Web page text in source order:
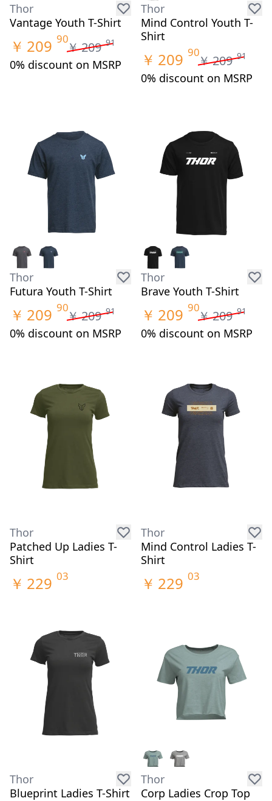
Thor
Vantage Youth T-Shirt
￥ 209 90
￥209 91
0% discount on MSRP
Thor
Mind Control Youth T-
Shirt
￥ 209 90
￥209 91
0% discount on MSRP
Thor
Futura Youth T-Shirt
￥ 209 90
￥209 91
0% discount on MSRP
Thor
Brave Youth T-Shirt
￥ 209 90
￥209 91
0% discount on MSRP
Thor
Patched Up Ladies T-
Shirt
￥ 229 03
Thor
Mind Control Ladies T-
Shirt
￥ 229 03
Thor
Blueprint Ladies T-Shirt
Thor
Corp Ladies Crop Top